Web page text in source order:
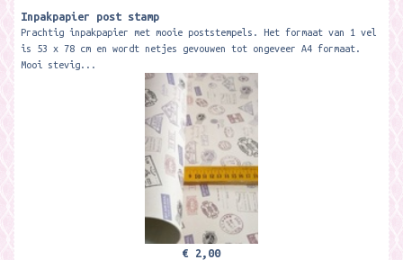
Inpakpapier post stamp
Prachtig inpakpapier met mooie poststempels. Het formaat van 1 vel
is 53 x 78 cm en wordt netjes gevouwen tot ongeveer A4 formaat.
Mooi stevig...
€ 2,00